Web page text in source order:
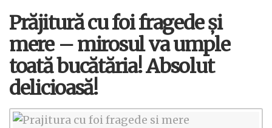
Prăjitură cu foi fragede și
mere – mirosul va umple
toată bucătăria! Absolut
delicioasă!